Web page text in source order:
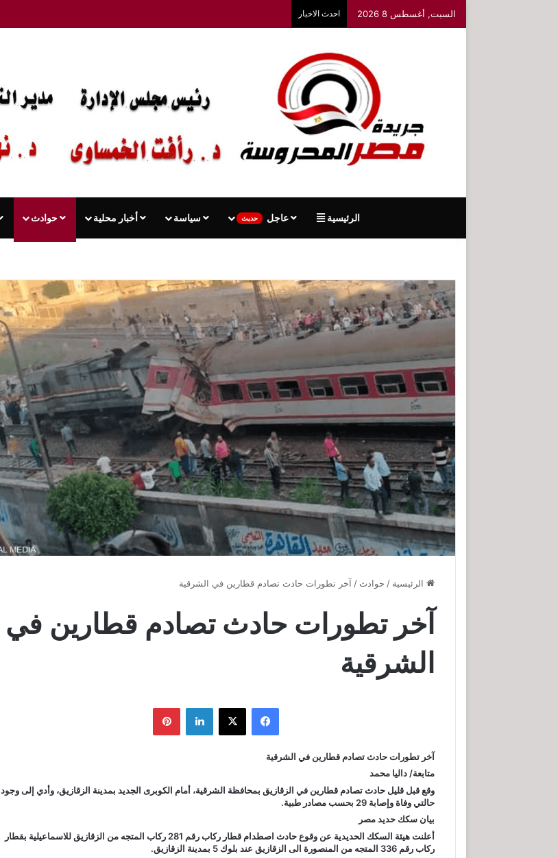
السبت, أغسطس 8 2026 احدث الاخبار
الرئيسية عاجل حديث سياسة أخبار محلية حوادث
الرئيسية / حوادث / آخر تطورات حادث تصادم قطارين في الشرقية
آخر تطورات حادث تصادم قطارين في
الشرقية
فيسبوك ‫X لينكدإن بينتيريست
آخر تطورات حادث تصادم قطارين في الشرقية
متابعة/ داليا محمد
وقع قبل قليل حادث تصادم قطارين في الزقازيق بمحافظة الشرقية، أمام الكوبرى الجديد بمدينة الزقازيق، وأدي إلى وجود
حالتي وفاة وإصابة 29 بحسب مصادر طبية.
بيان سكك حديد مصر
أعلنت هيئة السكك الحديدية عن وقوع حادث اصطدام قطار ركاب رقم 281 ركاب المتجه من الزقازيق للاسماعيلية بقطار
ركاب رقم 336 المتجه من المنصورة الى الزقازيق عند بلوك 5 بمدينة الزقازيق.